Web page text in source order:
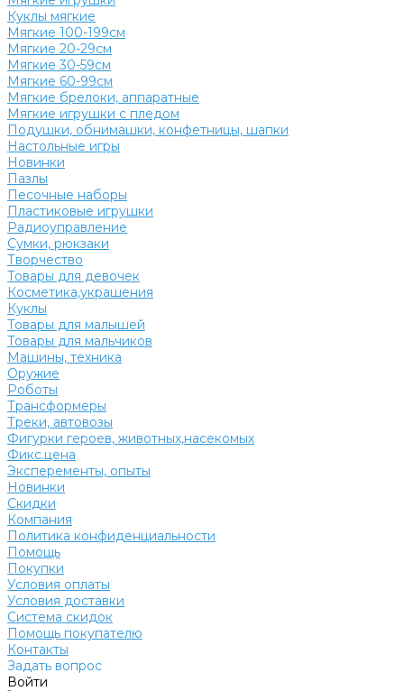
Куклы мягкие
Мягкие 100-199см
Мягкие 20-29см
Мягкие 30-59см
Мягкие 60-99см
Мягкие брелоки, аппаратные
Мягкие игрушки с пледом
Подушки, обнимашки, конфетницы, шапки
Настольные игры
Новинки
Пазлы
Песочные наборы
Пластиковые игрушки
Радиоуправление
Сумки, рюкзаки
Творчество
Товары для девочек
Косметика,украшения
Куклы
Товары для малышей
Товары для мальчиков
Машины, техника
Оружие
Роботы
Трансформеры
Треки, автовозы
Фигурки героев, животных,насекомых
Фикс.цена
Эксперементы, опыты
Новинки
Скидки
Компания
Политика конфиденциальности
Помощь
Покупки
Условия оплаты
Условия доставки
Система скидок
Помощь покупателю
Контакты
Задать вопрос
Войти